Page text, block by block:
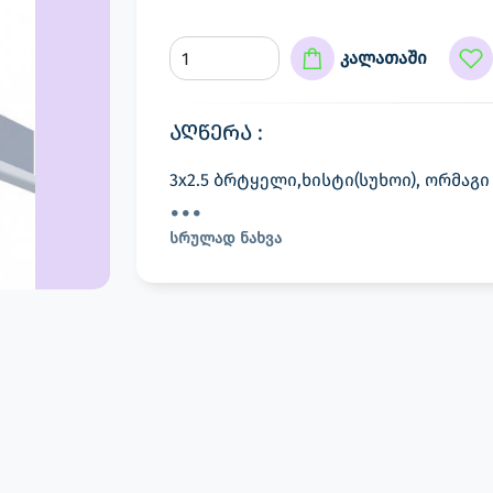
კალათაში
აღწერა :
3x2.5 ბრტყელი,ხისტი(სუხოი),
სრულად ნახვა